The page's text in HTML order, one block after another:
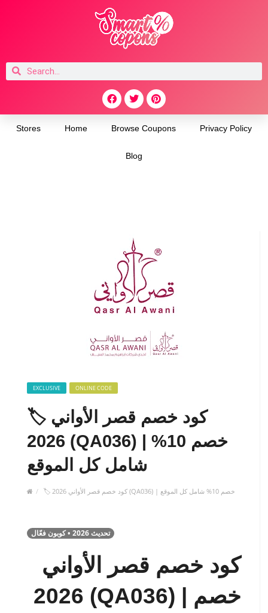
Stores Home Browse Coupons Privacy Policy
Blog
EXCLUSIVE ONLINE CODE
🏷️ كود خصم قصر الأواني
2026 (QA036) | خصم 10%
شامل كل الموقع
🏷️ كود خصم قصر الأواني 2026 (QA036) | خصم 10% شامل كل الموقع
تحديث 2026 • كوبون فعّال
كود خصم قصر الأواني
2026 (QA036) | خصم